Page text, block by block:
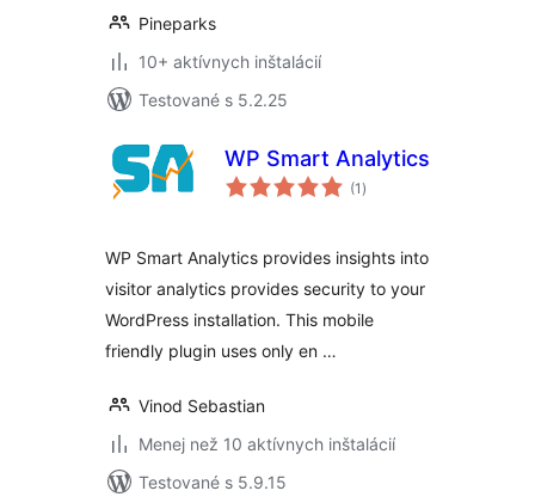
Pineparks
10+ aktívnych inštalácií
Testované s 5.2.25
WP Smart Analytics
(1 celkové
hodnotenie
)
WP Smart Analytics provides insights into
visitor analytics provides security to your
WordPress installation. This mobile
friendly plugin uses only en …
Vinod Sebastian
Menej než 10 aktívnych inštalácií
Testované s 5.9.15